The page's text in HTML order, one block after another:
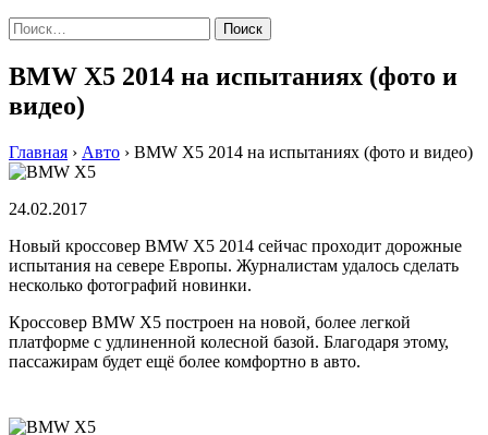
Найти:
BMW X5 2014 на испытаниях (фото и
видео)
Главная › Авто › BMW X5 2014 на испытаниях (фото и видео)
24.02.2017
Новый кроссовер BMW X5 2014 сейчас проходит дорожные
испытания на севере Европы. Журналистам удалось сделать
несколько фотографий новинки.
Кроссовер BMW X5 построен на новой, более легкой
платформе с удлиненной колесной базой. Благодаря этому,
пассажирам будет ещё более комфортно в авто.